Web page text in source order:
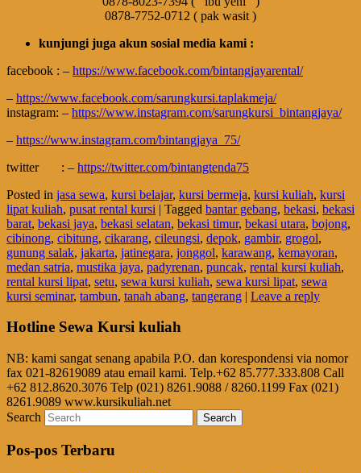
0878-7752-0712 ( pak wasit )
kunjungi juga akun sosial media kami :
facebook : – https://www.facebook.com/bintangjayarental/
– https://www.facebook.com/sarungkursi.taplakmeja/
instagram: – https://www.instagram.com/sarungkursi_bintangjaya/
– https://www.instagram.com/bintangjaya_75/
twitter : – https://twitter.com/bintangtenda75
Posted in jasa sewa, kursi belajar, kursi bermeja, kursi kuliah, kursi
lipat kuliah, pusat rental kursi | Tagged bantar gebang, bekasi, bekasi
barat, bekasi jaya, bekasi selatan, bekasi timur, bekasi utara, bojong,
cibinong, cibitung, cikarang, cileungsi, depok, gambir, grogol,
gunung salak, jakarta, jatinegara, jonggol, karawang, kemayoran,
medan satria, mustika jaya, padyrenan, puncak, rental kursi kuliah,
rental kursi lipat, setu, sewa kursi kuliah, sewa kursi lipat, sewa
kursi seminar, tambun, tanah abang, tangerang | Leave a reply
Hotline Sewa Kursi kuliah
NB: kami sangat senang apabila P.O. dan korespondensi via nomor
fax 021-82619089 atau email kami. Telp.+62 85.777.333.808 Call
+62 812.8620.3076 Telp (021) 8261.9088 / 8260.1199 Fax (021)
8261.9089 www.kursikuliah.net
Search
Pos-pos Terbaru